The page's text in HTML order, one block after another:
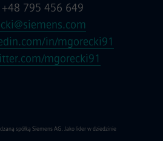
795 456 649
in/mgorecki91
mgorecki91
spółką Siemens AG. Jako lider w dziedzinie